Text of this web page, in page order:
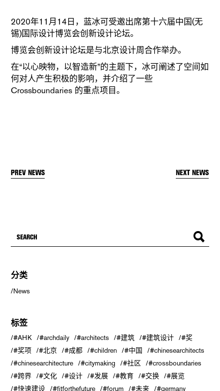
2020年11月14日，蓝冰可受邀出席第十六届中国(无
锡)国际设计博览会创新设计论坛。
博览会创新设计论坛是与北京设计周合作举办。
在“以心映物，以智造新”的主题下，冰可阐述了空间如
何对人产生积极的影响，并介绍了一些
Crossboundaries 的重点项目。
PREV NEWS NEXT NEWS
分类
News
标签
#AHK #archdaily #architects #建筑 #建筑设计
#奖
#奖项
#北京 #成都 #children #中国
#chinesearchitects
#chinesearchitecture
#citymaking #社区
#crossboundaries
#跨界
#文化 #设计 #发展 #教育 #交换
#展览
#快速建设
#fitforthefuture #forum #未来 #germany